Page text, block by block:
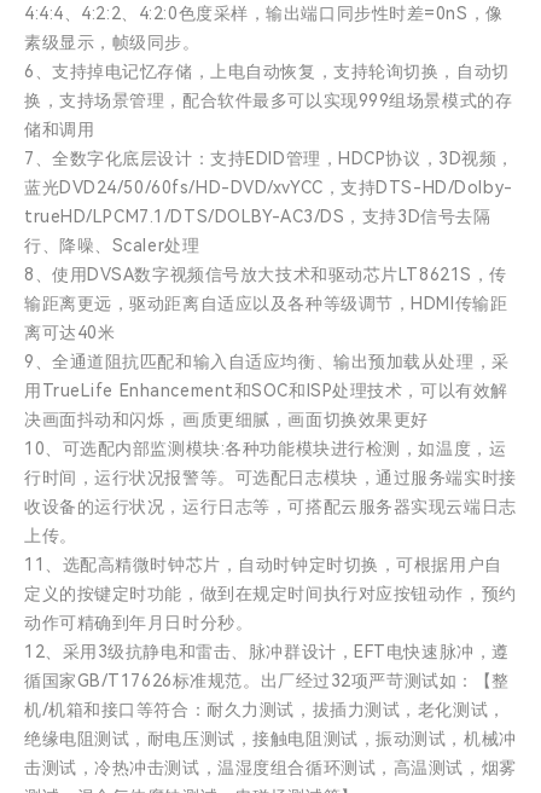
4:4:4、4:2:2、4:2:0色度采样，输出端口同步性时差=0nS，像
素级显示，帧级同步。
6、支持掉电记忆存储，上电自动恢复，支持轮询切换，自动切
换，支持场景管理，配合软件最多可以实现999组场景模式的存
储和调用
7、全数字化底层设计：支持EDID管理，HDCP协议，3D视频，
蓝光DVD24/50/60fs/HD-DVD/xvYCC，支持DTS-HD/Dolby-
trueHD/LPCM7.1/DTS/DOLBY-AC3/DS，支持3D信号去隔
行、降噪、Scaler处理
8、使用DVSA数字视频信号放大技术和驱动芯片LT8621S，传
输距离更远，驱动距离自适应以及各种等级调节，HDMI传输距
离可达40米
9、全通道阻抗匹配和输入自适应均衡、输出预加载从处理，采
用TrueLife Enhancement和SOC和ISP处理技术，可以有效解
决画面抖动和闪烁，画质更细腻，画面切换效果更好
10、可选配内部监测模块:各种功能模块进行检测，如温度，运
行时间，运行状况报警等。可选配日志模块，通过服务端实时接
收设备的运行状况，运行日志等，可搭配云服务器实现云端日志
上传。
11、选配高精微时钟芯片，自动时钟定时切换，可根据用户自
定义的按键定时功能，做到在规定时间执行对应按钮动作，预约
动作可精确到年月日时分秒。
12、采用3级抗静电和雷击、脉冲群设计，EFT电快速脉冲，遵
循国家GB/T17626标准规范。出厂经过32项严苛测试如：【整
机/机箱和接口等符合：耐久力测试，拔插力测试，老化测试，
绝缘电阻测试，耐电压测试，接触电阻测试，振动测试，机械冲
击测试，冷热冲击测试，温湿度组合循环测试，高温测试，烟雾